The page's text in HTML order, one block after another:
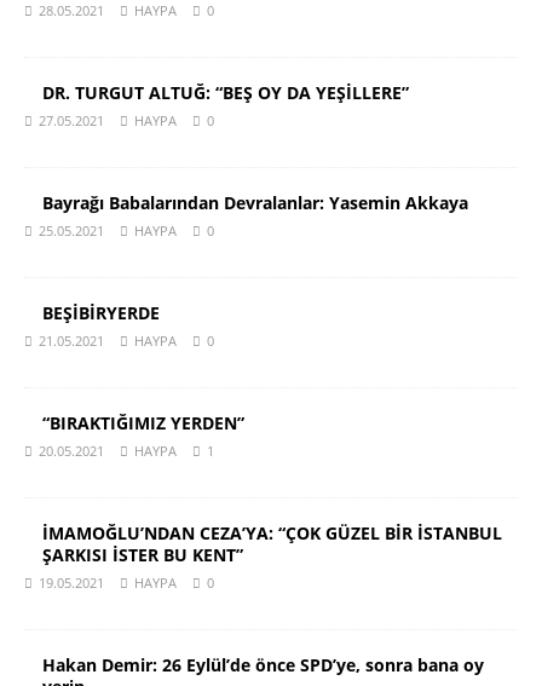
28.05.2021 HAYPA 0
DR. TURGUT ALTUĞ: “BEŞ OY DA YEŞİLLERE”
27.05.2021 HAYPA 0
Bayrağı Babalarından Devralanlar: Yasemin Akkaya
25.05.2021 HAYPA 0
BEŞİBİRYERDE
21.05.2021 HAYPA 0
“BIRAKTIĞIMIZ YERDEN”
20.05.2021 HAYPA 1
İMAMOĞLU’NDAN CEZA’YA: “ÇOK GÜZEL BİR İSTANBUL
ŞARKISI İSTER BU KENT”
19.05.2021 HAYPA 0
Hakan Demir: 26 Eylül’de önce SPD’ye, sonra bana oy